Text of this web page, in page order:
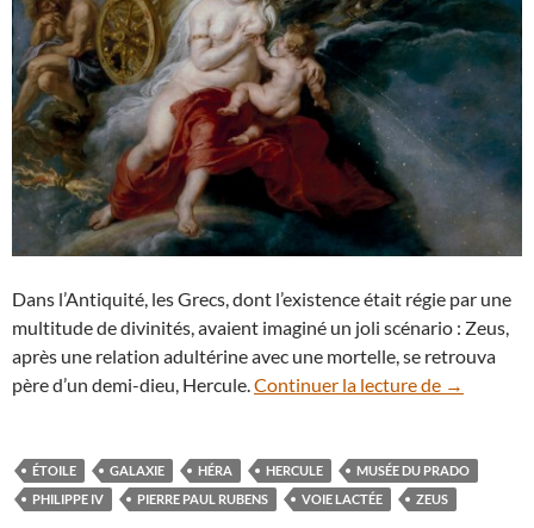
Dans l’Antiquité, les Grecs, dont l’existence était régie par une
multitude de divinités, avaient imaginé un joli scénario : Zeus,
après une relation adultérine avec une mortelle, se retrouva
père d’un demi-dieu, Hercule.Continuer la lecture de L’origine
→
ÉTOILE GALAXIE HÉRA HERCULE
MUSÉE DU PRADO
PHILIPPE IV
PIERRE PAUL RUBENS VOIE LACTÉE ZEUS